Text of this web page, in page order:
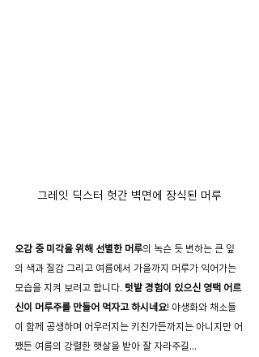
그레잇 딕스터 헛간 벽면에 장식된 머루
오감 중 미각을 위해 선별한 머루의 녹슨 듯 변하는 큰 잎
의 색과 질감 그리고 여름에서 가을까지 머루가 익어가는
모습을 지켜 보려고 합니다. 텃밭 경험이 있으신 영택 어르
신이 머루주를 만들어 먹자고 하시네요! 야생화와 채소들
이 함께 공생하며 어우러지는 키친가든까지는 아니지만 어
쨌든 여름의 강렬한 햇살을 받아 잘 자라주길...